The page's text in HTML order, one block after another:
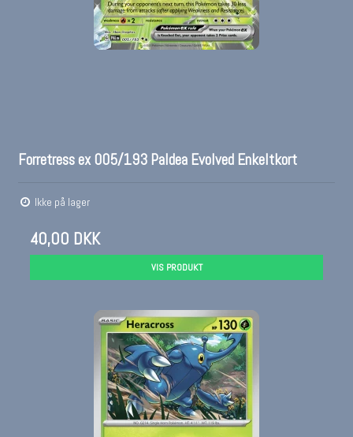
Forretress ex 005/193 Paldea Evolved Enkeltkort
Ikke på lager
40,00 DKK
VIS PRODUKT